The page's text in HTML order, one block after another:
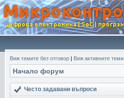
Виж темите без отговор | Виж активните теми
Начало форум
Често задавани въпроси